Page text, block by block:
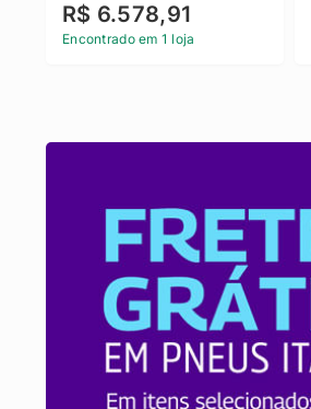
R$ 6.578,91
Encontrado em 1 loja